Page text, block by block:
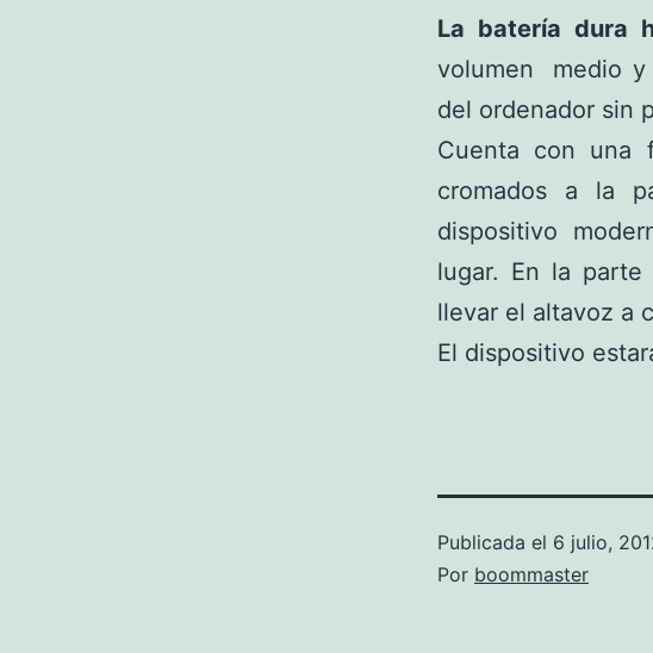
La batería dura
volumen medio
del ordenador sin
Cuenta con una
cromados a la
dispositivo
lugar. En la
llevar el altavoz a
El dispositivo
Publicada el 6 julio,
Por boommaster